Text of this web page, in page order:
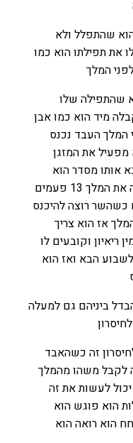
שהתפלל ולא
את תפילתו הוא כמו
המלך
שהתפילה שלו
מיד הוא כמו אבן
המלך העבד נכנס
מפעיל את המזגן
אותו מסדר הוא
רואה את המלך 13 פעמים
כשהשר רוצה להיכנס
אז הוא צריך
ריאיון וקובעים לו
הבא ואז הוא
ביניהם גם למעלה
זה כשהאבד
לקבל משהו מהמלך
לעשות את זה
הוא פוגש הוא
הוא רואה הוא